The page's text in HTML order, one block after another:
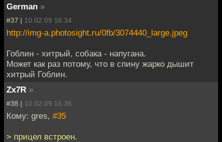
German »
#37 | 10.02.09 16:34
http://img-a.photosight.ru/0fb/3074440_large.jpeg
Гоблин - хитрый, собака - напугана.
Может как раз потому, что в спину жарко дышит
хитрый Гоблин.
Zx7R »
#38 | 10.02.09 16:35
Кому: gres, #35
> прицел встроен.